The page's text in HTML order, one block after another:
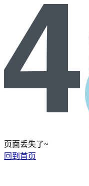
页面丢失了~
回到首页